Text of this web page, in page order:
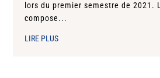
lors du premier semestre de 2021.
compose...
LIRE PLUS